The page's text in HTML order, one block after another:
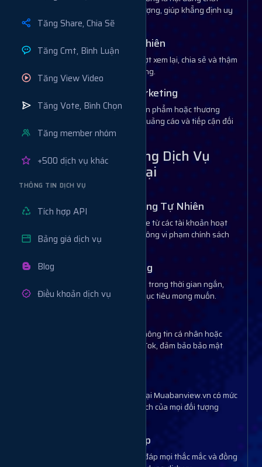
Tăng Share, Chia Sẽ
Tăng Cmt, Bình Luận
Tăng View Video
Tăng Vote, Bình Chọn
Tăng member nhóm
+500 dịch vụ khác
THÔNG TIN DỊCH VỤ
Tích hợp API
Bảng giá dịch vụ
Blog
Điều khoản dịch vụ
lượng, mang giá trị hoặc gây ấn tượng, giúp khẳng định uy
tín của bạn.
1.3. Tăng Tương Tác Tự Nhiên
Lượt save cao thường kéo theo lượt xem lại, chia sẻ và thậm
chí tương tác tự nhiên từ người dùng.
1.4. Hỗ Trợ Chiến Dịch Marketing
Đối với các chiến dịch quảng bá sản phẩm hoặc thương
hiệu, lượt lưu giúp tăng hiệu quả quảng cáo và tiếp cận đối
tượng tiềm năng.
2. Lợi Ích Khi Sử Dụng Dịch Vụ
Tăng Save TikTok Tại
Muabanview.vn
2.1. Save Thật, Tăng Trưởng Tự Nhiên
Muabanview.vn cung cấp lượt save từ các tài khoản hoạt
động thật, đảm bảo an toàn và không vi phạm chính sách
của TikTok.
2.2. Hiệu Quả Nhanh Chóng
Lượt save sẽ được thêm vào video trong thời gian ngắn,
giúp bạn nhanh chóng đạt được mục tiêu mong muốn.
Chúng tôi không yêu cầu bất kỳ thông tin cá nhân hoặc
quyền truy cập vào tài khoản TikTok, đảm bảo bảo mật
Các gói dịch vụ tăng save TikTok tại Muabanview.vn có mức
giá linh hoạt, phù hợp với ngân sách của mọi đối tượng
2.5. Hỗ Trợ Chuyên Nghiệp
Đội ngũ hỗ trợ luôn sẵn sàng giải đáp mọi thắc mắc và đồng